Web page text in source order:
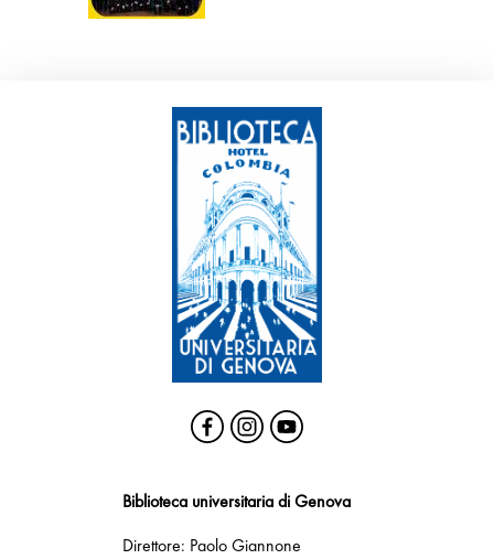
Biblioteca universitaria di Genova
Direttore: Paolo Giannone